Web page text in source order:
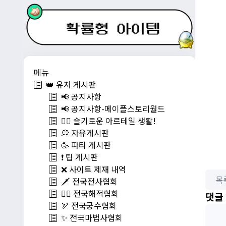
메뉴
👑 유저 게시판
📢 공지사항
📢 공지사항-메이플스토리월드
💁‍♂ 슬기로운 아르테일 생활!
💭 자유게시판
🥳 파티 게시판
❗️ 팁 게시판
❌ 사이트 제재 내역
🗡️ 전국전사협회
🏴‍☠️ 전국해적협회
🏹 전국궁수협회
✨ 전국마법사협회
목
댓글